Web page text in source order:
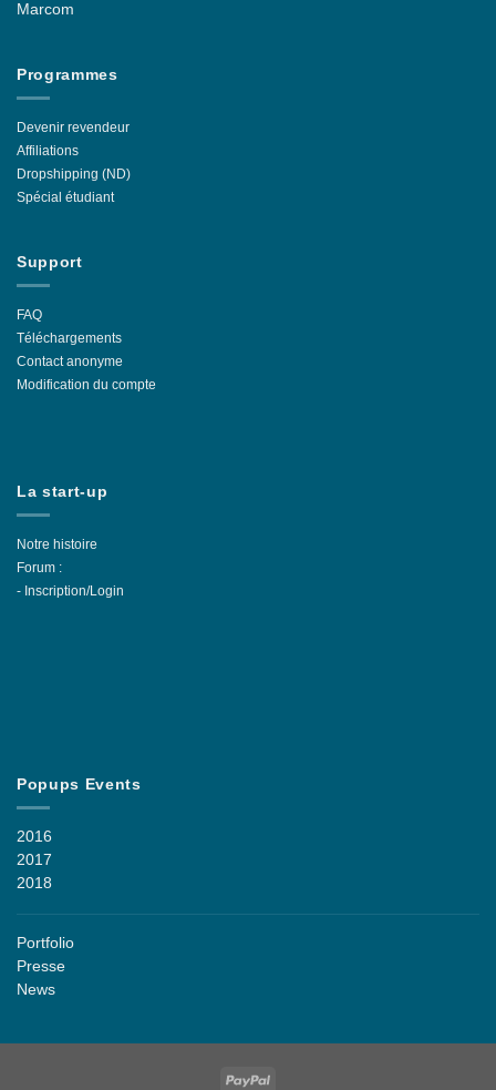
Marcom
Programmes
Devenir revendeur
Affiliations
Dropshipping (ND)
Spécial étudiant
Support
FAQ
Téléchargements
Contact anonyme
Modification du compte
La start-up
Notre histoire
Forum :
- Inscription/Login
Popups Events
2016
2017
2018
Portfolio
Presse
News